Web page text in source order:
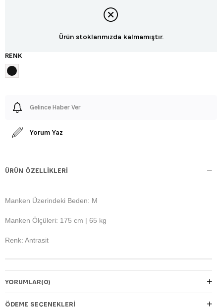
Ürün stoklarımızda kalmamıştır.
RENK
Gelince Haber Ver
Yorum Yaz
ÜRÜN ÖZELLIKLERI
Manken Üzerindeki Beden: M
Manken Ölçüleri: 175 cm | 65 kg
Renk: Antrasit
YORUMLAR(0)
ÖDEME SEÇENEKLERI